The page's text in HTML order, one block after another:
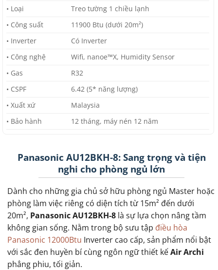
• Loại
Treo tường 1 chiều lạnh
• Công suất
11900 Btu (dưới 20m²)
• Inverter
Có Inverter
• Công nghệ
Wifi, nanoe™X, Humidity Sensor
• Gas
R32
• CSPF
6.42 (5* năng lượng)
• Xuất xứ
Malaysia
• Bảo hành
12 tháng, máy nén 12 năm
Panasonic AU12BKH-8: Sang trọng và tiện
nghi cho phòng ngủ lớn
Dành cho những gia chủ sở hữu phòng ngủ Master hoặc
phòng làm việc riêng có diện tích từ 15m² đến dưới
20m², Panasonic AU12BKH-8 là sự lựa chọn nâng tầm
không gian sống. Nằm trong bộ sưu tập điều hòa
Panasonic 12000Btu Inverter cao cấp, sản phẩm nổi bật
với sắc đen huyền bí cùng ngôn ngữ thiết kếAir Archi
phẳng phiu, tối giản.